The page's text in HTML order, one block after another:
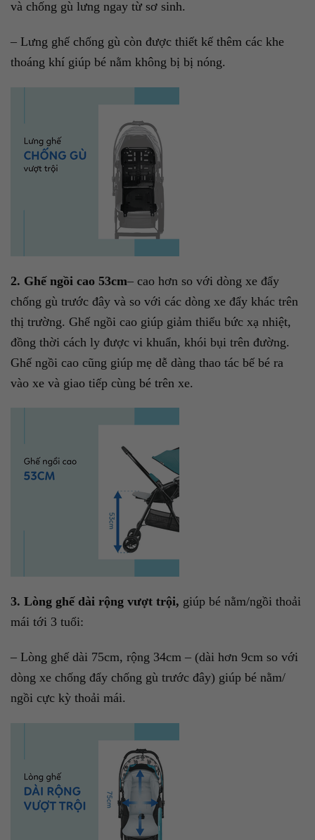
và chống gù lưng ngay từ sơ sinh.
– Lưng ghế chống gù còn được thiết kế thêm các khe
thoáng khí giúp bé nằm không bị bị nóng.
2. Ghế ngồi cao 53cm– cao hơn so với dòng xe đẩy
chống gù trước đây và so với các dòng xe đẩy khác trên
thị trường. Ghế ngồi cao giúp giảm thiểu bức xạ nhiệt,
đồng thời cách ly được vi khuẩn, khói bụi trên đường.
Ghế ngồi cao cũng giúp mẹ dễ dàng thao tác bế bé ra
vào xe và giao tiếp cùng bé trên xe.
3. Lòng ghế dài rộng vượt trội, giúp bé nằm/ngồi thoải
mái tới 3 tuổi:
– Lòng ghế dài 75cm, rộng 34cm – (dài hơn 9cm so với
dòng xe chống đẩy chống gù trước đây) giúp bé nằm/
ngồi cực kỳ thoải mái.